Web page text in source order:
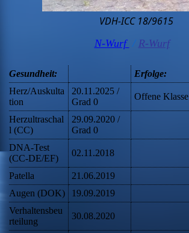
VDH-ICC 18/9615
N-Wurf / R-Wurf
Gesundheit:
Erfolge:
Herz/Auskulta
tion
20.11.2025 /
Grad 0
Offene Klasse
Herzultraschal
l (CC)
29.09.2020 /
Grad 0
DNA-Test
(CC-DE/EF)
02.11.2018
Patella
21.06.2019
Augen (DOK)
19.09.2019
Verhaltensbeu
rteilung
30.08.2020